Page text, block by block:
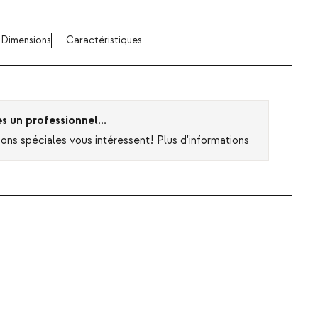
Dimensions Caractéristiques
un professionnel...
spéciales vous intéressent! Plus d'informations